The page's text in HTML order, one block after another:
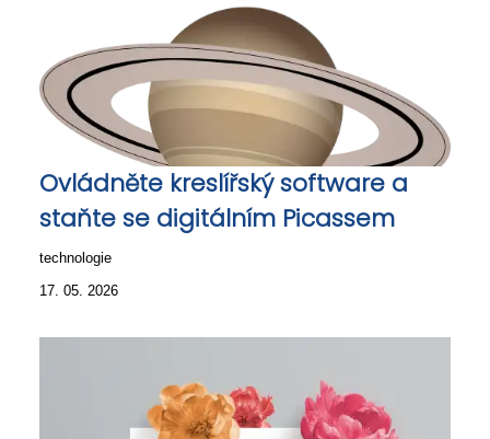
Ovládněte kreslířský software a
staňte se digitálním Picassem
technologie
17. 05. 2026